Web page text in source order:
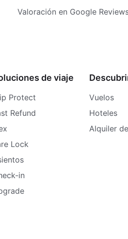
Valoración en Google
de viaje
Protect
Refund
Lock
in
Vuelos
Hoteles
Alquiler